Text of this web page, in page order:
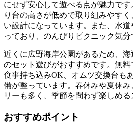
にせず安心して遊べる点が魅力で
り台の高さが低めで取り組みやす
い設計になっています。また、水
っており、のんびりピクニック気分
近くに広野海岸公園があるため、
のセット遊びがおすすめです。無料
食事持ち込みOK、オムツ交換台も
備が整っています。春休みや夏休み
リーも多く、季節を問わず楽しめる
おすすめポイント